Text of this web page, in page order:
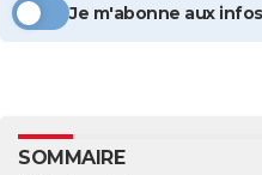
Je m'abonne aux
SOMMAIRE